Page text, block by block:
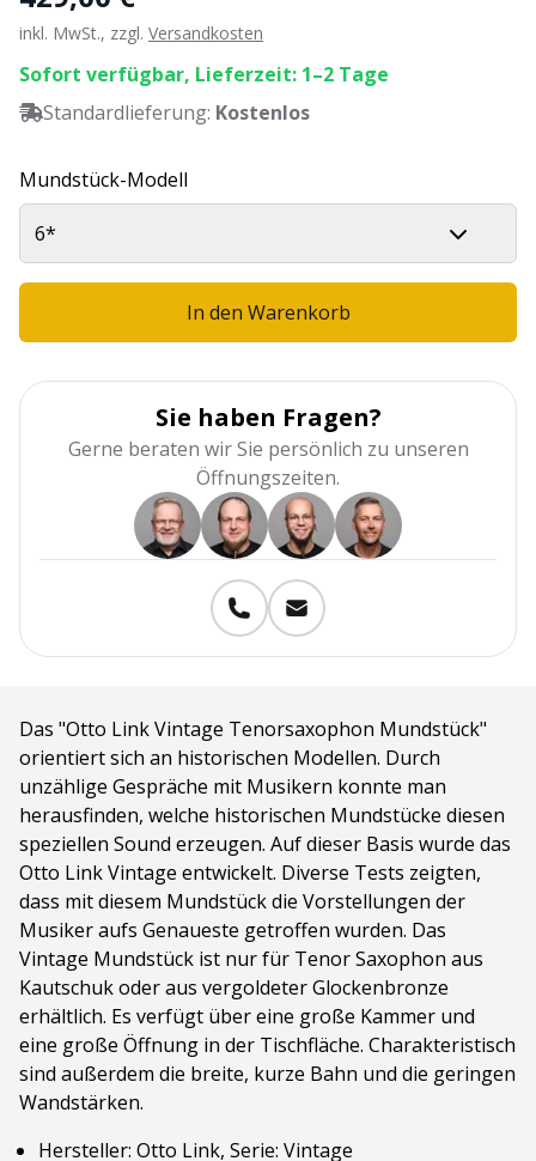
inkl. MwSt., zzgl. Versandkosten
Sofort verfügbar, Lieferzeit: 1–2 Tage
Standardlieferung: Kostenlos
Mundstück-Modell
6*
In den Warenkorb
Sie haben Fragen?
Gerne beraten wir Sie persönlich zu unseren
Öffnungszeiten.
Das "Otto Link Vintage Tenorsaxophon Mundstück"
orientiert sich an historischen Modellen. Durch
unzählige Gespräche mit Musikern konnte man
herausfinden, welche historischen Mundstücke diesen
speziellen Sound erzeugen. Auf dieser Basis wurde das
Otto Link Vintage entwickelt. Diverse Tests zeigten,
dass mit diesem Mundstück die Vorstellungen der
Musiker aufs Genaueste getroffen wurden. Das
Vintage Mundstück ist nur für Tenor Saxophon aus
Kautschuk oder aus vergoldeter Glockenbronze
erhältlich. Es verfügt über eine große Kammer und
eine große Öffnung in der Tischfläche. Charakteristisch
sind außerdem die breite, kurze Bahn und die geringen
Wandstärken.
Hersteller: Otto Link, Serie: Vintage